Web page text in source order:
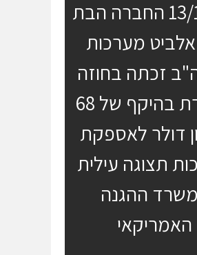
13/10/10 החברה הבת
מערכות
זכתה בחוזה
מסגרת בהיקף של 68
דולר לאספקת
תצוגה עילית
ההגנה
האמריקאי